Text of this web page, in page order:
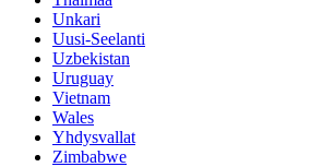
Unkari
Uusi-Seelanti
Uzbekistan
Uruguay
Vietnam
Wales
Yhdysvallat
Zimbabwe